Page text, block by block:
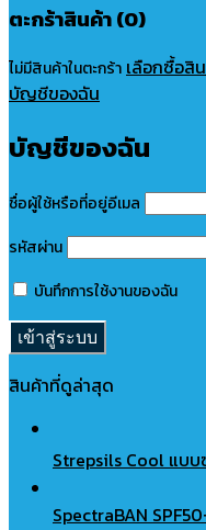
ตะกร้าสินค้า (0)
ไม่มีสินค้าในตะกร้า เลือกซื้อสิ
บัญชีของฉัน
บัญชีของฉัน
ชื่อผู้ใช้หรือที่อยู่อีเมล
รหัสผ่าน
บันทึกการใช้งานของฉัน
สินค้าที่ดูล่าสุด
Strepsils Cool แบบ
SpectraBAN